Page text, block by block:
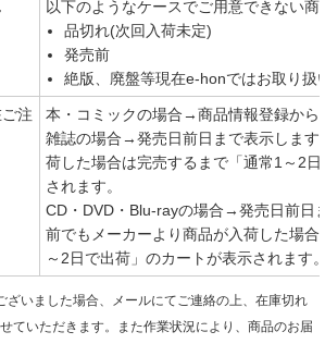
以下のようなケースでご用意できない商
品切れ(次回入荷未定)
発売前
絶版、廃盤等現在e-honではお取り扱
注
本・コミックの場合→商品情報登録から
雑誌の場合→発売日前日まで表示します
荷した場合は完売するまで「通常1～2
されます。
CD・DVD・Blu-rayの場合→発売日前日
前でもメーカーより商品が入荷した場
～2日で出荷」のカートが表示されます
いました場合、メールにてご連絡の上、在庫切れ
ていただきます。また作業状況により、商品のお届